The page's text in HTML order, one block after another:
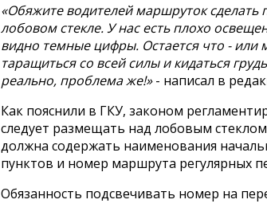
«Обяжите водителей маршруток сделать
лобовом стекле. У нас есть плохо
видно темные цифры. Остается что - или
таращиться со всей силы и кидаться
реально, проблема же!»- написал в
Как пояснили в ГКУ, законом
следует размещать над лобовым
должна содержать наименования
пунктов и номер маршрута регулярных
Обязанность подсвечивать номер на